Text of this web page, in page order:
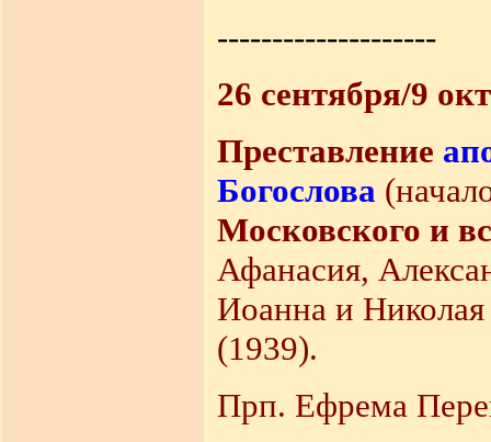
--------------------
26 сентября/9
Преставление
Богослова
Московского и
Афанасия,
Иоанна и
(1939).
Прп. Ефрема